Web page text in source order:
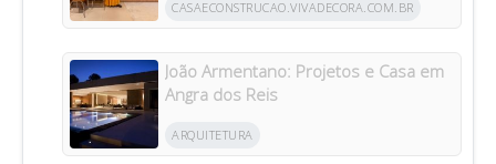
CASAECONSTRUCAO.VIVADECORA.COM.BR
João Armentano: Projetos e Casa em
Angra dos Reis
ARQUITETURA